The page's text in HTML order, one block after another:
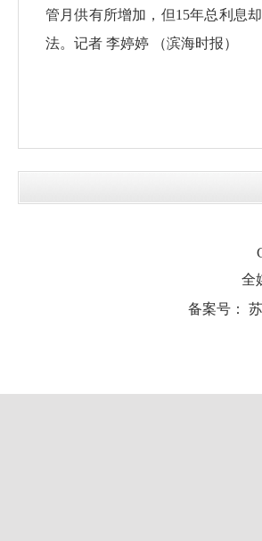
管月供有所增加，但15年总利息
法。记者 李婷婷 （滨海时报）
全
备案号：